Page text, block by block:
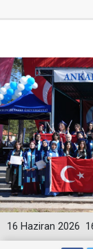
16 Haziran 2026